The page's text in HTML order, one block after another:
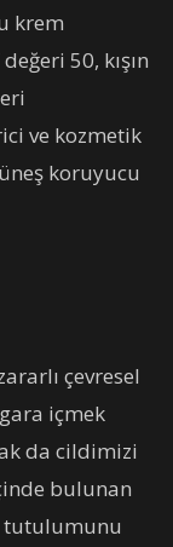
krem
50, kışın
ve kozmetik
koruyucu
çevresel
içmek
da cildimizi
bulunan
tutulumunu